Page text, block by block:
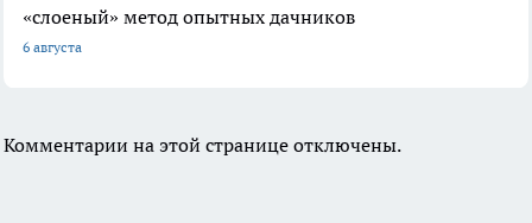
«слоеный» метод опытных дачников
6 августа
Комментарии на этой странице отключены.